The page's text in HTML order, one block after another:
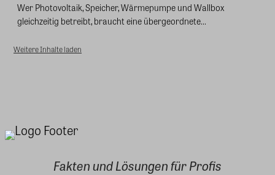
Wer Photovoltaik, Speicher, Wärmepumpe und Wallbox
gleichzeitig betreibt, braucht eine übergeordnete...
Weitere Inhalte laden
Fakten und Lösungen für Profis